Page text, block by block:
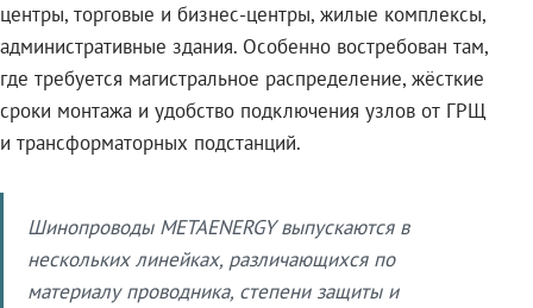
центры, торговые и бизнес-центры, жилые комплексы,
административные здания. Особенно востребован там,
где требуется магистральное распределение, жёсткие
сроки монтажа и удобство подключения узлов от ГРЩ
и трансформаторных подстанций.
Шинопроводы METAENERGY выпускаются в
нескольких линейках, различающихся по
материалу проводника, степени защиты и